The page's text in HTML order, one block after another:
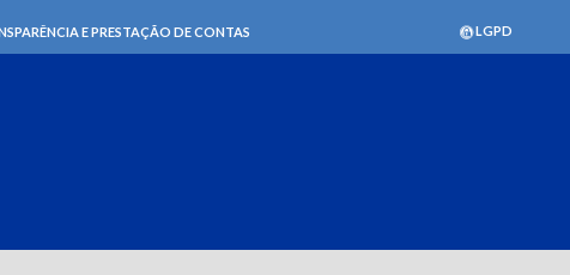
E PRESTAÇÃO DE CONTAS LGPD